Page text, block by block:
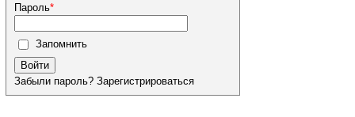
Пароль*
Запомнить
Войти
Забыли пароль? Зарегистрироваться